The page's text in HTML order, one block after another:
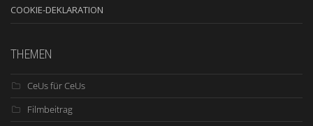
COOKIE-DEKLARATION
THEMEN
CeUs für CeUs
Filmbeitrag